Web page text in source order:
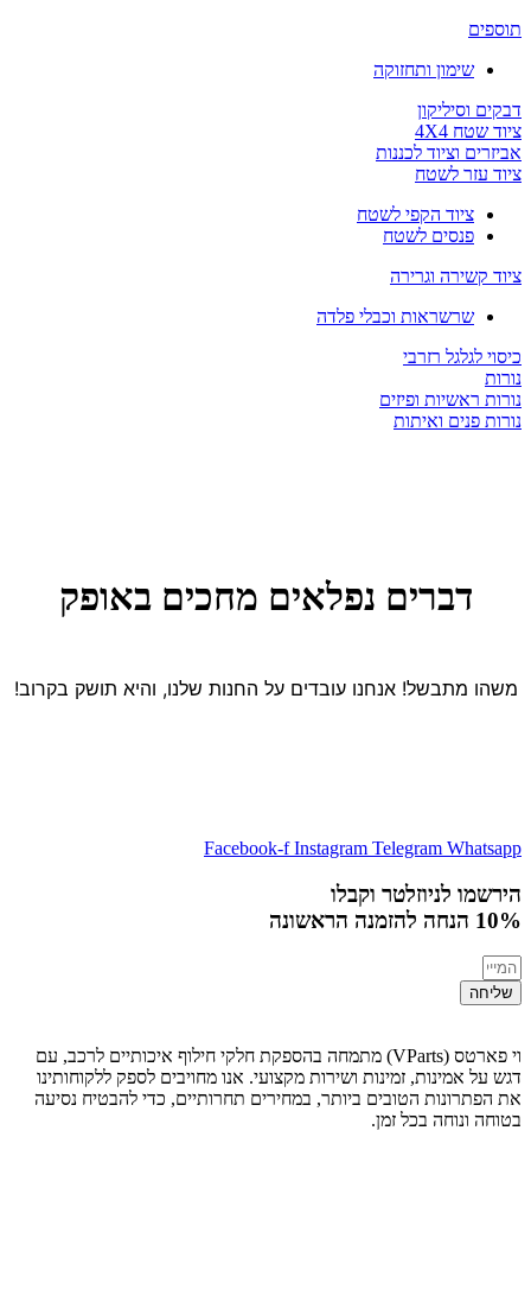
תוספים
שימון ותחזוקה
דבקים וסיליקון
ציוד שטח 4X4
אביזרים וציוד לכננות
ציוד עזר לשטח
ציוד הקפי לשטח
פנסים לשטח
ציוד קשירה וגרירה
שרשראות וכבלי פלדה
כיסוי לגלגל רזרבי
נורות
נורות ראשיות ופיזים
נורות פנים ואיתות
דברים נפלאים מחכים באופק
משהו מתבשל! אנחנו עובדים על החנות שלנו, והיא תושק בקרוב!
Facebook-f Instagram Telegram Whatsapp
הירשמו לניוזלטר וקבלו
10% הנחה
להזמנה הראשונה
שליחה
וי פארטס (VParts) מתמחה בהספקת חלקי חילוף איכותיים לרכב, עם
דגש על אמינות, זמינות ושירות מקצועי. אנו מחויבים לספק ללקוחותינו
את הפתרונות הטובים ביותר, במחירים תחרותיים, כדי להבטיח נסיעה
בטוחה ונוחה בכל זמן.